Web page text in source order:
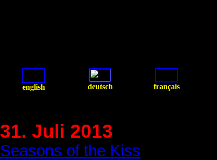
english deutsch français
31. Juli 2013
Seasons of the Kiss